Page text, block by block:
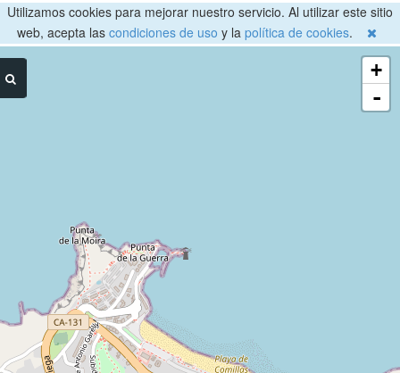
Utilizamos cookies para mejorar nuestro servicio. Al utilizar este sitio
web, acepta las condiciones de uso y la política de cookies.
+
-